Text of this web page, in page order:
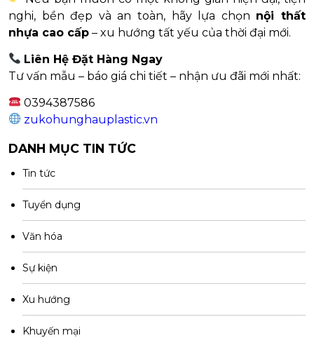
nghi, bền đẹp và an toàn, hãy lựa chọn nội thất
nhựa cao cấp – xu hướng tất yếu của thời đại mới.
Liên Hệ Đặt Hàng Ngay
Tư vấn mẫu – báo giá chi tiết – nhận ưu đãi mới nhất:
0394387586
zukohunghauplastic.vn
DANH MỤC TIN TỨC
Tin tức
Tuyển dụng
Văn hóa
Sự kiện
Xu hướng
Khuyến mại